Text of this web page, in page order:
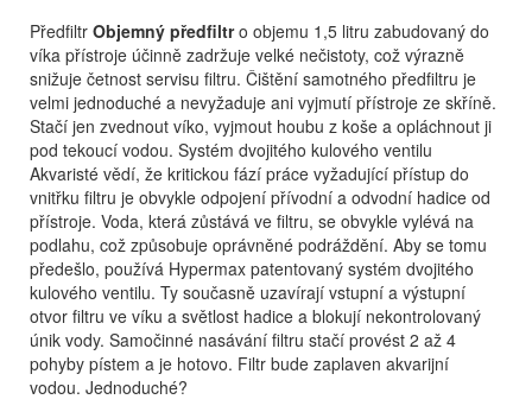
Předfiltr Objemný předfiltro objemu 1,5 litru zabudovaný do
víka přístroje účinně zadržuje velké nečistoty, což výrazně
snižuje četnost servisu filtru. Čištění samotného předfiltru je
velmi jednoduché a nevyžaduje ani vyjmutí přístroje ze skříně.
Stačí jen zvednout víko, vyjmout houbu z koše a opláchnout ji
pod tekoucí vodou. Systém dvojitého kulového ventilu
Akvaristé vědí, že kritickou fází práce vyžadující přístup do
vnitřku filtru je obvykle odpojení přívodní a odvodní hadice od
přístroje. Voda, která zůstává ve filtru, se obvykle vylévá na
podlahu, což způsobuje oprávněné podráždění. Aby se tomu
předešlo, používá Hypermax patentovaný systém dvojitého
kulového ventilu. Ty současně uzavírají vstupní a výstupní
otvor filtru ve víku a světlost hadice a blokují nekontrolovaný
únik vody. Samočinné nasávání filtru stačí provést 2 až 4
pohyby pístem a je hotovo. Filtr bude zaplaven akvarijní
vodou. Jednoduché?